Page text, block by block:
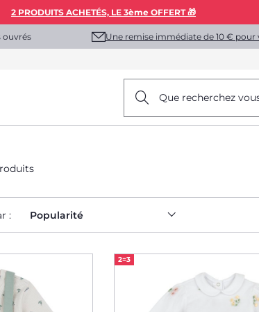
2 PRODUITS ACHETÉS, LE 3ème OFFERT 🎁
ouvrés Une remise immédiate de 10 € pour
Que recherchez
: Popularité
2=3